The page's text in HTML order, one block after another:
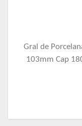
Gral de
103mm Cap